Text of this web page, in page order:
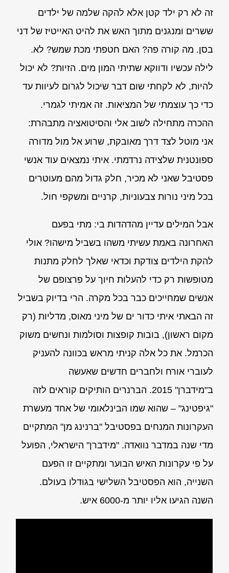
זה לא רק ילד קטן אלא להקה שלמה של ילדים
ששרים ומנגנים מתוך האש את להיט האייטיז של דני
בסן. מה קורה פה? האם חטפתי מכת שמש? לא.
לילה עכשיו ודווקא שתיתי המון מים. הזיות? לא יכול
להיות, לא לקחתי שום דבר שיכול לגרום לעיוות עד
כדי כך עוצמתי של המציאות. זה אמיתי לגמרי.
ההכרה מתחילה לשוב אלי והסיטואציה מתבהרת:
אני מוטל לצד דרך מאובקת, שרוע אל מול מדורה
ספונטנית שלצידה נרדמתי. איתי נמצאים עוד אנשי
פסטיבל שאני לא מכיר, חלק גדול מהם מעוטרים
בכל מיני נורות צבעוניות, קרניים ומשקפי חול.
אבל המילים עדיין מהדהדות בי: מתי בפעם
האחרונה באמת עשיתי משהו בשביל מישהו? אולי
להקת הילדים צודקת וכדאי שאלך לחלק מתנות
מטופשות רק כדי להעלות חיוך על פרצופם של
אנשים שמחייכים כבר בכל מקרה. הרי בדיוק בשביל
זה הבאתי איתי כדור ים של מיני מאוס, מדליות (רק
מקום ראשון), בובות קופצות וסולמות ונחשים משוק
הכרמל. את כל אלה קניתי מראש בכוונה להעניק
לעוברי אורח ולחברים חדשים שאעשה
ב"מידברן" 2015. הברנרים הותיקים קוראים לזה
"גיפטינג" – שהוא שמו הבינלאומי של אחד מעשרת
העקרונות המנחים בפסטיבל "ברנינג מן" המתקיים
מדי שנה במדבר נוואדה. "מידברן" הישראלי, הפועל
על פי עקרונות האיש הבוער ומתקיים זו הפעם
השנייה, הוא הפסטיבל השלישי בגודלו בעולם.
השנה הגיעו אליו יותר מ-6000 איש.